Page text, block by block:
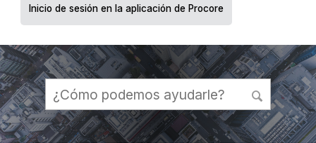
Inicio de sesión en la aplicación de Procore